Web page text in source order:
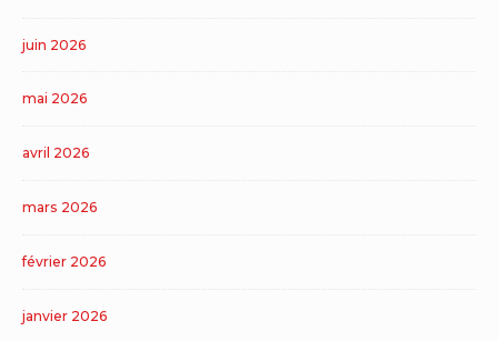
juin 2026
mai 2026
avril 2026
mars 2026
février 2026
janvier 2026